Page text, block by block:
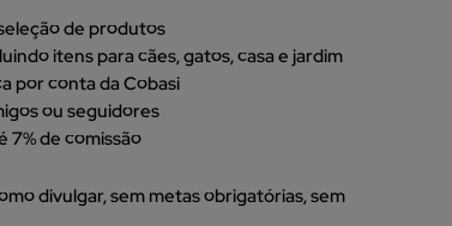
de produtos
itens para cães, gatos, casa e jardim
por conta da Cobasi
ou seguidores
7% de comissão
divulgar, sem metas obrigatórias, sem